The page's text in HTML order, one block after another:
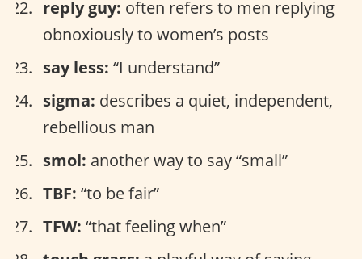
reply guy: often refers to men replying
obnoxiously to women’s posts
say less: “I understand”
sigma: describes a quiet, independent,
rebellious man
smol: another way to say “small”
TBF: “to be fair”
TFW: “that feeling when”